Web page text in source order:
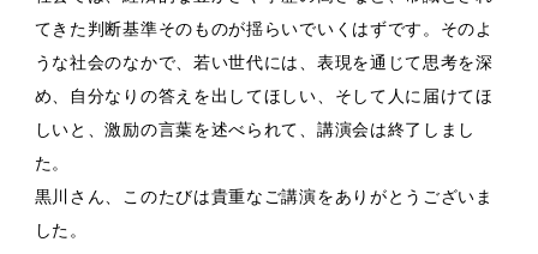
てきた判断基準そのものが揺らいでいくはずです。そのよ
うな社会のなかで、若い世代には、表現を通じて思考を深
め、自分なりの答えを出してほしい、そして人に届けてほ
しいと、激励の言葉を述べられて、講演会は終了しまし
た。
黒川さん、このたびは貴重なご講演をありがとうございま
した。